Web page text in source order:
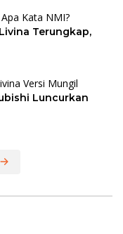
Terungkap,
Luncurkan